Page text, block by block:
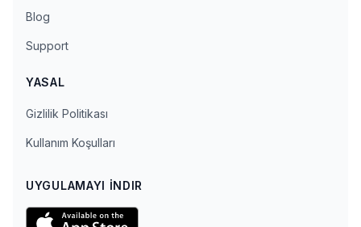
Blog
Support
YASAL
Gizlilik Politikası
Kullanım Koşulları
UYGULAMAYI İNDIR